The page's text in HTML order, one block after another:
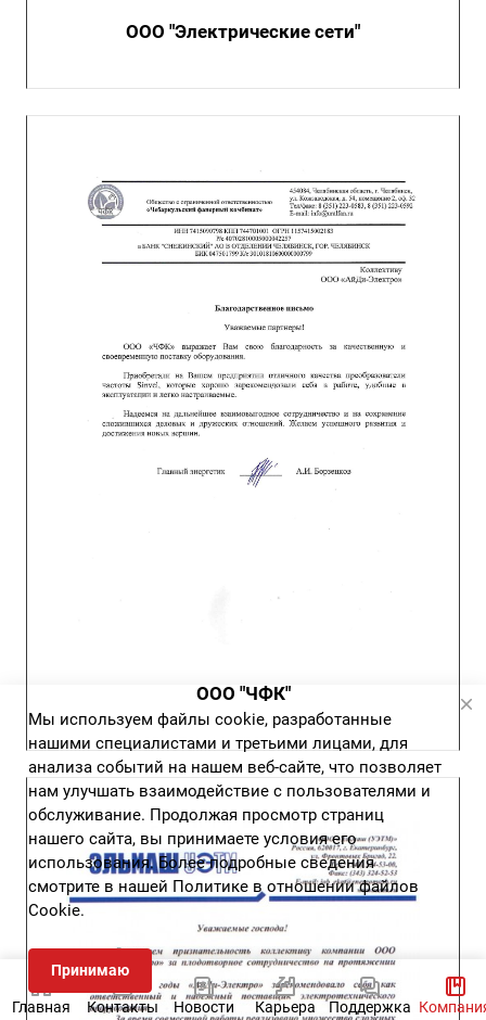
ООО "Электрические сети"
ООО "ЧФК"
Главная Контакты Новости Карьера Поддержка
Мы используем файлы cookie, разработанные
нашими специалистами и третьими лицами, для
анализа событий на нашем веб-сайте, что позволяет
нам улучшать взаимодействие с пользователями и
обслуживание. Продолжая просмотр страниц
нашего сайта, вы принимаете условия его
использования. Более подробные сведения
смотрите в нашей Политике в отношении файлов
Cookie.
Принимаю